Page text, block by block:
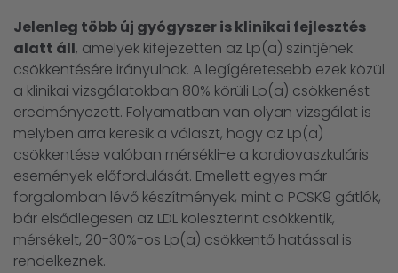
Jelenleg több új gyógyszer is klinikai fejlesztés
alatt áll, amelyek kifejezetten az Lp(a) szintjének
csökkentésére irányulnak. A legígéretesebb ezek közül
a klinikai vizsgálatokban 80% körüli Lp(a) csökkenést
eredményezett. Folyamatban van olyan vizsgálat is
melyben arra keresik a választ, hogy az Lp(a)
csökkentése valóban mérsékli-e a kardiovaszkuláris
események előfordulását. Emellett egyes már
forgalomban lévő készítmények, mint a PCSK9 gátlók,
bár elsődlegesen az LDL koleszterint csökkentik,
mérsékelt, 20-30%-os Lp(a) csökkentő hatással is
rendelkeznek.